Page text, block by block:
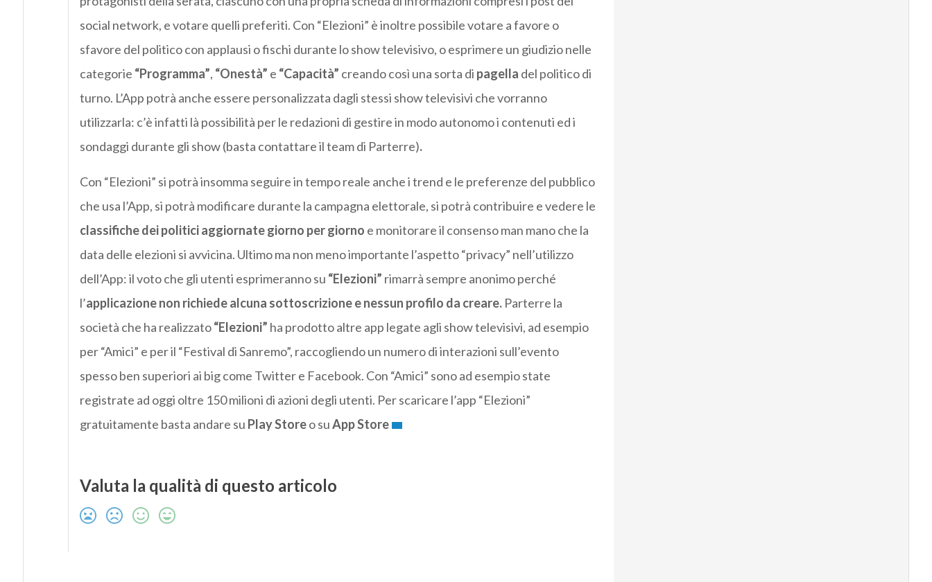
social network, e votare quelli preferiti. Con “Elezioni” è inoltre possibile votare a favore o
sfavore del politico con applausi o fischi durante lo show televisivo, o esprimere un giudizio nelle
categorie “Programma”, “Onestà” e “Capacità” creando così una sorta di pagella del politico di
turno. L’App potrà anche essere personalizzata dagli stessi show televisivi che vorranno
utilizzarla: c’è infatti là possibilità per le redazioni di gestire in modo autonomo i contenuti ed i
sondaggi durante gli show (basta contattare il team di Parterre).
Con “Elezioni” si potrà insomma seguire in tempo reale anche i trend e le preferenze del pubblico
che usa l’App, si potrà modificare durante la campagna elettorale, si potrà contribuire e vedere le
classifiche dei politici aggiornate giorno per giorno e monitorare il consenso man mano che la
data delle elezioni si avvicina. Ultimo ma non meno importante l’aspetto “privacy” nell’utilizzo
dell’App: il voto che gli utenti esprimeranno su “Elezioni” rimarrà sempre anonimo perché
l’applicazione non richiede alcuna sottoscrizione e nessun profilo da creare.Parterre la
società che ha realizzato“Elezioni” ha prodotto altre app legate agli show televisivi, ad esempio
per “Amici” e per il “Festival di Sanremo”, raccogliendo un numero di interazioni sull’evento
spesso ben superiori ai big come Twitter e Facebook. Con “Amici” sono ad esempio state
registrate ad oggi oltre 150 milioni di azioni degli utenti. Per scaricare l’app “Elezioni”
gratuitamente basta andare su Play Storeo suApp Store
Valuta la qualità di questo articolo